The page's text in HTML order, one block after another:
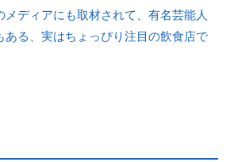
メディアにも取材されて、有名芸能人
ある、実はちょっぴり注目の飲食店で